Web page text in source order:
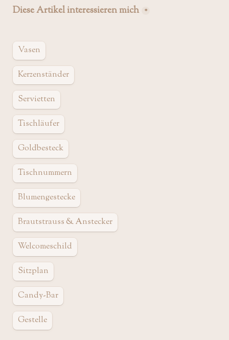
Diese Artikel interessieren mich *
Vasen
Kerzenständer
Servietten
Tischläufer
Goldbesteck
Tischnummern
Blumengestecke
Brautstrauss & Anstecker
Welcomeschild
Sitzplan
Candy-Bar
Gestelle